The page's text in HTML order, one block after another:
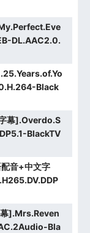
DL.AAC2.0.
Black
幕].Overdo.S
BlackTV
音+中文字
].Mrs.Reven
Bla